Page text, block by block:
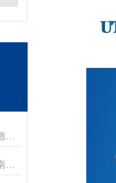
国产表面张力仪专业制造商——承德优特检测仪器制造有限公司
表界面张力仪的工作原理与选型指南（德优特）